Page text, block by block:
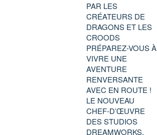
PAR LES
CRÉATEURS DE
DRAGONS ET LES
CROODS
PRÉPAREZ-VOUS À
VIVRE UNE
AVENTURE
RENVERSANTE
AVEC EN ROUTE !
LE NOUVEAU
CHEF-D’ŒUVRE
DES STUDIOS
DREAMWORKS,